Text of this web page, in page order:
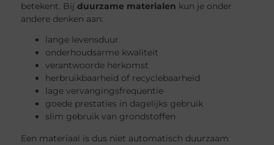
betekent. Bijduurzame materialen kun je onder
andere denken aan:
lange levensduur
onderhoudsarme kwaliteit
verantwoorde herkomst
herbruikbaarheid of recyclebaarheid
lage vervangingsfrequentie
goede prestaties in dagelijks gebruik
slim gebruik van grondstoffen
Een materiaal is dus niet automatisch duurzaam